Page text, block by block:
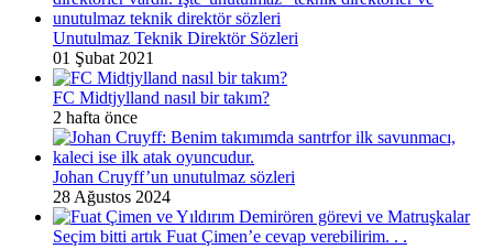
Unutulmaz Teknik Direktör Sözleri
01 Şubat 2021
FC Midtjylland nasıl bir takım?
2 hafta önce
Johan Cruyff’un unutulmaz sözleri
28 Ağustos 2024
Seçim bitti artık Fuat Çimen’e cevap verebilirim. . .